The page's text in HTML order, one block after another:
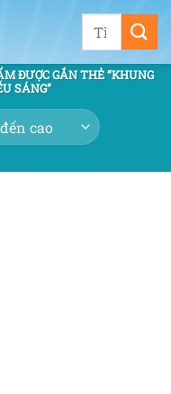
Tìm
ĐƯỢC GẮN THẺ “KHUNG
SÁNG”